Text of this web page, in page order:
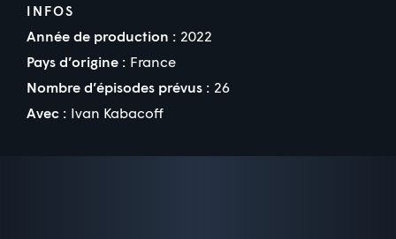
INFOS
Année de production : 2022
Pays d’origine : France
Nombre d’épisodes prévus : 26
Avec : Ivan Kabacoff